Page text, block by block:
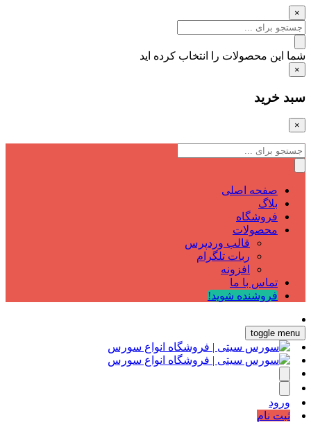
×
شما این محصولات را انتخاب کرده اید
×
سبد خرید
×
صفحه اصلی
بلاگ
فروشگاه
محصولات
قالب وردپرس
ربات تلگرام
افزونه
تماس با ما
فروشنده شوید!
toggle menu
ورود
ثبت نام